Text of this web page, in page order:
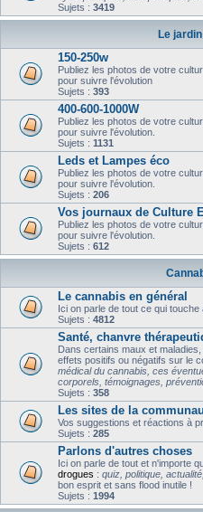
Sujets : 3419
Le
150-250w
Publiez les photos de votre
pour suivre l'évolution
Sujets : 393
400-600-1000W
Publiez les photos de votre
pour suivre l'évolution.
Sujets : 1131
Leds et Lampes éco
Publiez les photos de votre
pour suivre l'évolution.
Sujets : 206
Vos journaux de Culture
Publiez les photos de votre
pour suivre l'évolution.
Sujets : 612
Le cannabis en général
Ici on parle de tout ce qui touche
Sujets : 4812
Santé, chanvre
Dans certains maux et
effets positifs ou négatifs sur le
médical du cannabis, ces
corporels, témoignages,
Sujets : 358
Les sites de la
Vos suggestions et réactions à
Sujets : 285
Parlons d'autres choses
Ici on parle de tout et n'importe
drogues : quiz, politique,
bon esprit et sans flood inutile !
Sujets : 1994